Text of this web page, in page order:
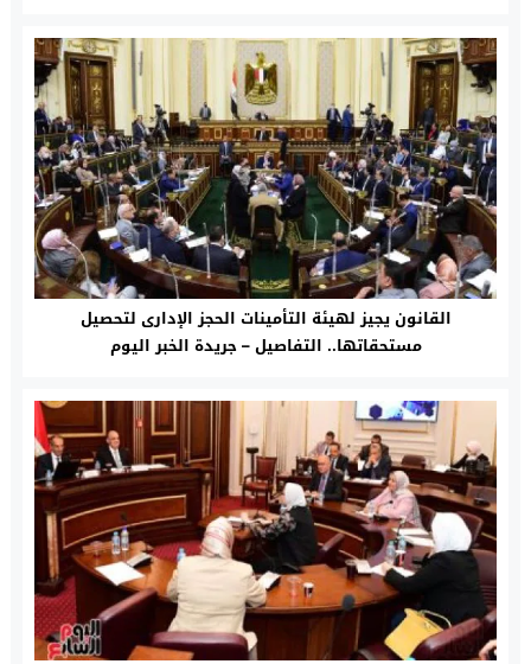
القانون يجيز لهيئة التأمينات الحجز الإدارى لتحصيل
مستحقاتها.. التفاصيل – جريدة الخبر اليوم